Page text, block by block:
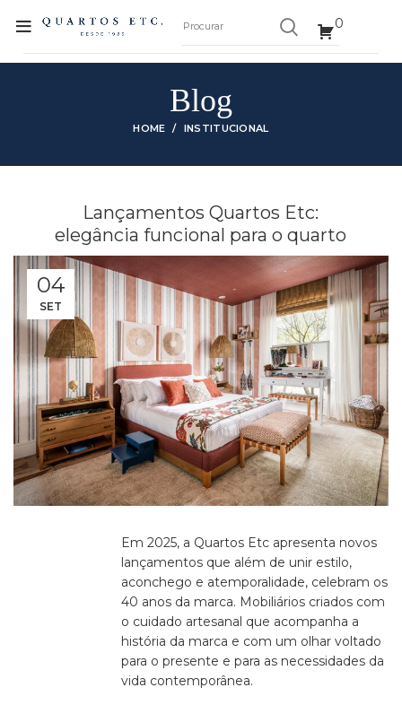
0
Blog
HOME INSTITUCIONAL
Lançamentos Quartos Etc:
elegância funcional para o quarto
04
SET
Em 2025, a Quartos Etc apresenta novos
lançamentos que além de unir estilo,
aconchego e atemporalidade, celebram os
40 anos da marca. Mobiliários criados com
o cuidado artesanal que acompanha a
história da marca e com um olhar voltado
para o presente e para as necessidades da
vida contemporânea.